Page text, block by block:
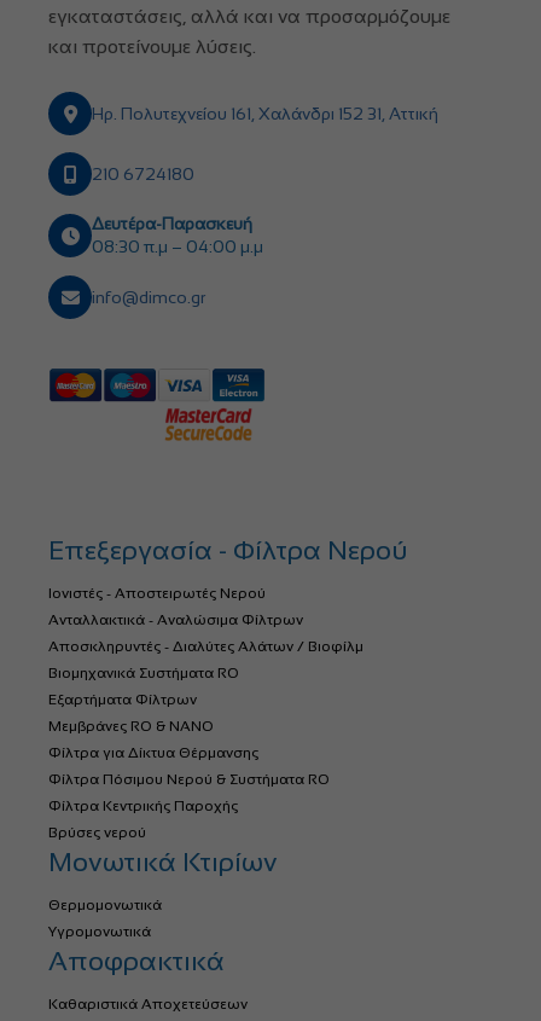
εγκαταστάσεις, αλλά και να προσαρμόζουμε
και προτείνουμε λύσεις.
Ηρ. Πολυτεχνείου 161, Χαλάνδρι 152 31, Αττική
210 6724180
Δευτέρα-Παρασκευή
08:30 π.μ – 04:00 μ.μ
info@dimco.gr
Επεξεργασία - Φίλτρα Νερού
Ιονιστές - Αποστειρωτές Νερού
Ανταλλακτικά - Αναλώσιμα Φίλτρων
Αποσκληρυντές - Διαλύτες Αλάτων / Βιοφίλμ
Βιομηχανικά Συστήματα RO
Εξαρτήματα Φίλτρων
Μεμβράνες RO & NANO
Φίλτρα για Δίκτυα Θέρμανσης
Φίλτρα Πόσιμου Νερού & Συστήματα RO
Φίλτρα Κεντρικής Παροχής
Βρύσες νερού
Μονωτικά Κτιρίων
Θερμομονωτικά
Υγρομονωτικά
Αποφρακτικά
Καθαριστικά Αποχετεύσεων